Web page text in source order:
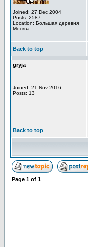
Joined: 27 Dec 2004
Posts: 2587
Location: Большая деревня
Москва
Back to top
gryja
Joined: 21 Nov 2016
Posts: 13
Back to top
Page 1 of 1